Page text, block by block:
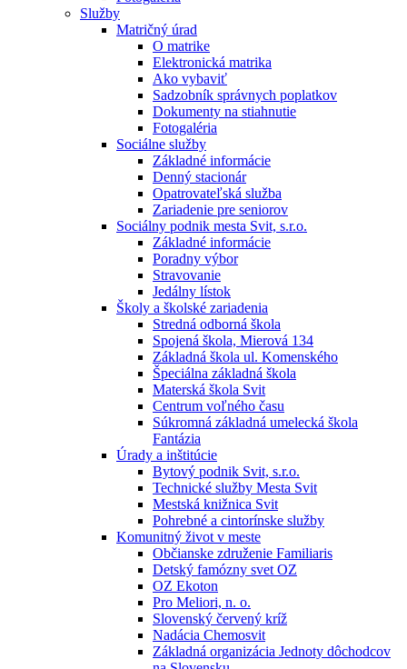
Služby
Matričný úrad
O matrike
Elektronická matrika
Ako vybaviť
Sadzobník správnych poplatkov
Dokumenty na stiahnutie
Fotogaléria
Sociálne služby
Základné informácie
Denný stacionár
Opatrovateľská služba
Zariadenie pre seniorov
Sociálny podnik mesta Svit, s.r.o.
Základné informácie
Poradny výbor
Stravovanie
Jedálny lístok
Školy a školské zariadenia
Stredná odborná škola
Spojená škola, Mierová 134
Základná škola ul. Komenského
Špeciálna základná škola
Materská škola Svit
Centrum voľného času
Súkromná základná umelecká škola
Fantázia
Úrady a inštitúcie
Bytový podnik Svit, s.r.o.
Technické služby Mesta Svit
Mestská knižnica Svit
Pohrebné a cintorínske služby
Komunitný život v meste
Občianske združenie Familiaris
Detský famózny svet OZ
OZ Ekoton
Pro Meliori, n. o.
Slovenský červený kríž
Nadácia Chemosvit
Základná organizácia Jednoty dôchodcov